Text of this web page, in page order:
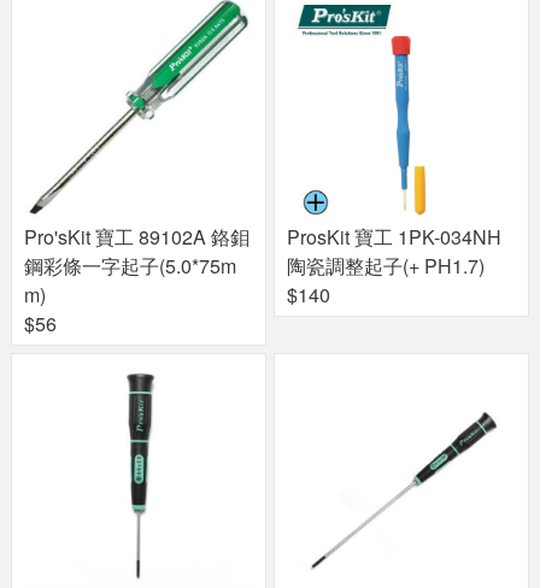
Pro'sKit 寶工 89102A 鉻鉬
鋼彩條一字起子(5.0*75m
m)
$56
ProsKit 寶工 1PK-034NH
陶瓷調整起子(+ PH1.7)
$140